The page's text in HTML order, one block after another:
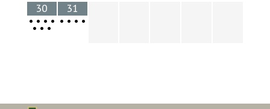
30
••••
•••
31
••••